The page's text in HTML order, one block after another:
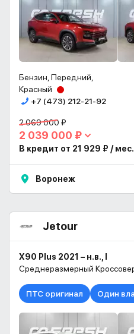
Бензин, Передний,
Красный
+7 (473) 212-21-92
2 069 000 ₽
2 039 000 ₽
В кредит от 21 929 ₽ / мес.
Воронеж
Jetour
X90 Plus 2021 – н.в., I
Среднеразмерный
ПТС оригинал Один